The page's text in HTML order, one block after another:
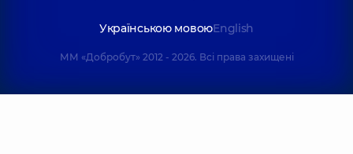
Українською мовоюEnglish
ММ «Добробут» 2012 - 2026. Всі права захищені